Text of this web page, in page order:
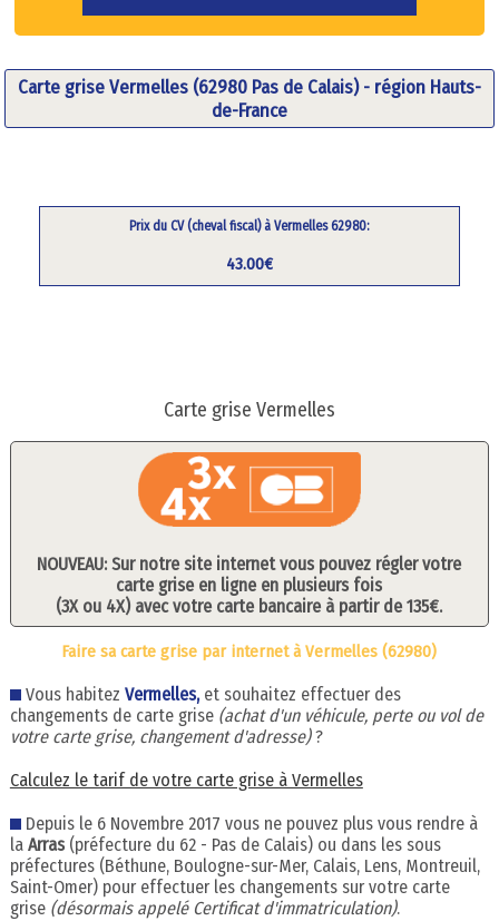
Carte grise Vermelles (62980 Pas de Calais) - région Hauts-
de-France
Prix du CV (cheval fiscal) à Vermelles 62980:
43.00€
Carte grise Vermelles
NOUVEAU: Sur notre site internet vous pouvez régler votre
carte grise en ligne en plusieurs fois
(3X ou 4X) avec votre carte bancaire à partir de 135€.
Faire sa carte grise par internet à Vermelles (62980)
Vous habitez Vermelles, et souhaitez effectuer des
changements de carte grise (achat d'un véhicule, perte ou vol de
votre carte grise, changement d'adresse)?
Calculez le tarif de votre carte grise à Vermelles
Depuis le 6 Novembre 2017 vous ne pouvez plus vous rendre à
laArras(préfecture du 62 - Pas de Calais) ou dans les sous
préfectures (Béthune, Boulogne-sur-Mer, Calais, Lens, Montreuil,
Saint-Omer) pour effectuer les changements sur votre carte
grise (désormais appelé Certificat d'immatriculation).